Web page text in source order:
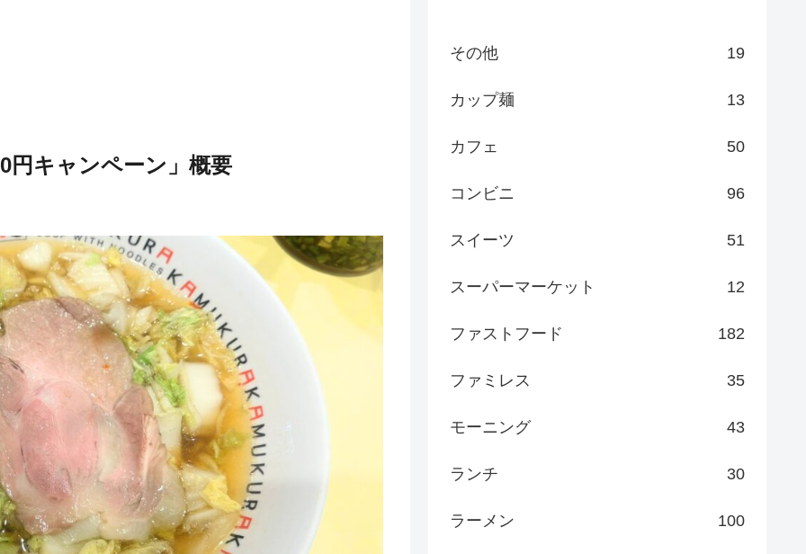
円キャンペーン」概要
その他 19
カップ麺 13
カフェ 50
コンビニ 96
スイーツ 51
スーパーマーケット 12
ファストフード 182
ファミレス 35
モーニング 43
ランチ 30
ラーメン 100